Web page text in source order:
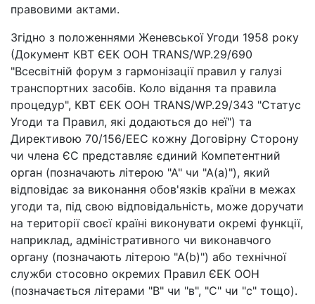
правовими актами.
Згідно з положеннями Женевської Угоди 1958 року
(Документ КВТ ЄЕК ООН TRANS/WP.29/690
"Всесвітній форум з гармонізації правил у галузі
транспортних засобів. Коло відання та правила
процедур", КВТ ЄЕК ООН TRANS/WP.29/343 "Статус
Угоди та Правил, які додаються до неї") та
Директивою 70/156/EEC кожну Договірну Сторону
чи члена ЄС представляє єдиний Компетентний
орган (позначають літерою "А" чи "А(а)"), який
відповідає за виконання обов'язків країни в межах
угоди та, під свою відповідальність, може доручати
на території своєї країні виконувати окремі функції,
наприклад, адміністративного чи виконавчого
органу (позначають літерою "А(b)") або технічної
служби стосовно окремих Правил ЄЕК ООН
(позначається літерами "В" чи "в", "С" чи "с" тощо).